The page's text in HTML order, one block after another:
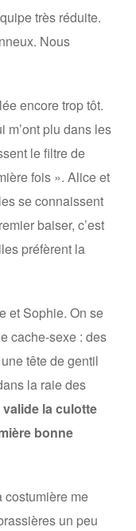
très réduite.
Nous
encore trop tôt.
m’ont plu dans les
le filtre de
fois ». Alice et
se connaissent
baiser, c’est
préfèrent la
et Sophie. On se
cache-sexe : des
tête de gentil
la raie des
valide la culotte
bonne
costumière me
un peu